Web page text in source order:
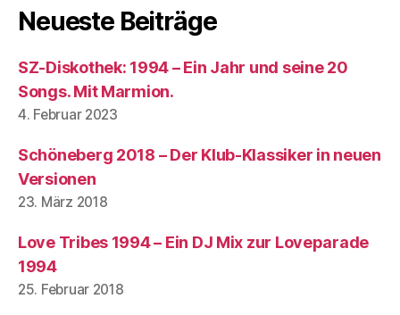
Neueste Beiträge
SZ-Diskothek: 1994 – Ein Jahr und seine 20
Songs. Mit Marmion.
4. Februar 2023
Schöneberg 2018 – Der Klub-Klassiker in neuen
Versionen
23. März 2018
Love Tribes 1994 – Ein DJ Mix zur Loveparade
1994
25. Februar 2018